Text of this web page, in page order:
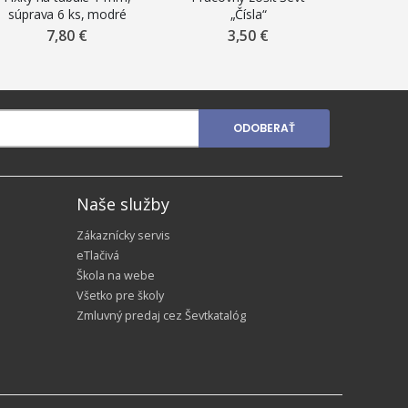
súprava 6 ks, modré
7,80 €
„Čísla“
3,50 €
ODOBERAŤ
Naše služby
Zákaznícky servis
eTlačivá
Škola na webe
Všetko pre školy
Zmluvný predaj cez Ševtkatalóg